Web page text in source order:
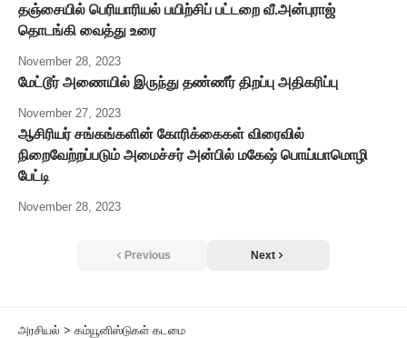
தஞ்சையில் பெரியாரியல் பயிற்சிப் பட்டறை வீ.அன்புராஜ்
தொடங்கி வைத்து உரை
November 28, 2023
மேட்டூர் அணையில் இருந்து தண்ணீர் திறப்பு அதிகரிப்பு
November 27, 2023
ஆசிரியர் சங்கங்களின் கோரிக்கைகள் விரைவில்
நிறைவேற்றப்படும் அமைச்சர் அன்பில் மகேஷ் பொய்யாமொழி
பேட்டி
November 28, 2023
Previous Next
அரசியல் > கம்யூனிஸ்டுகள் கடமை